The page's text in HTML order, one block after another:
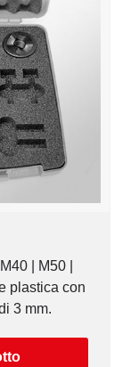
| M50 |
plastica con
3 mm.